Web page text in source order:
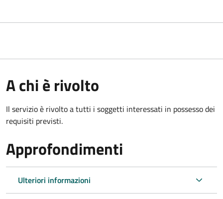
A chi è rivolto
Il servizio è rivolto a tutti i soggetti interessati in possesso dei
requisiti previsti.
Approfondimenti
Ulteriori informazioni